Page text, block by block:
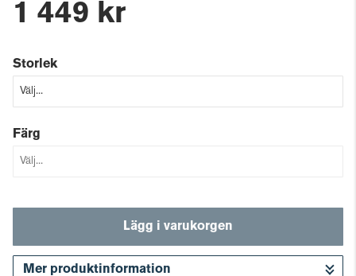
1 449 kr
Storlek
Färg
Lägg i varukorgen
Mer produktinformation